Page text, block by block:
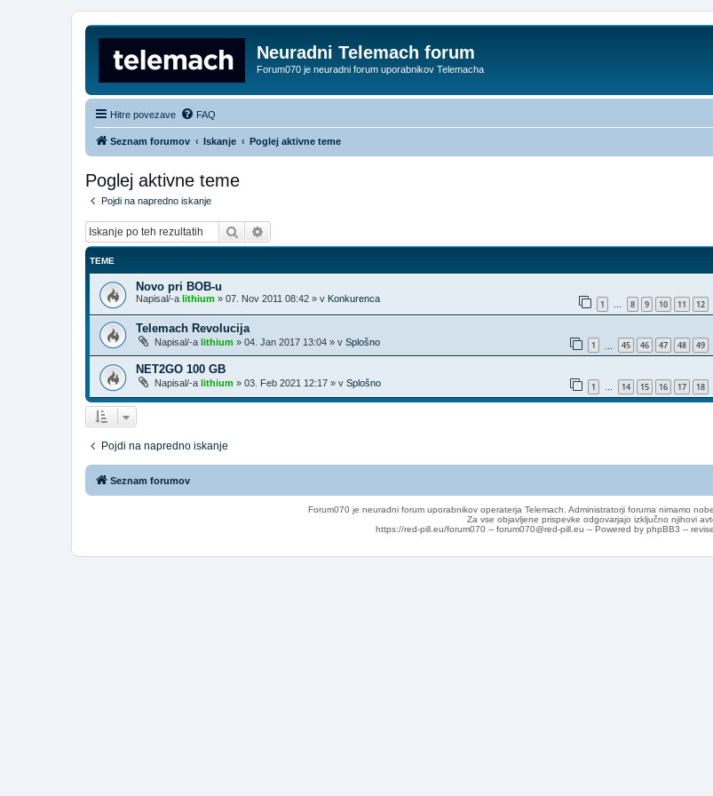
Neuradni Telemach forum
Forum070 je neuradni forum uporabnikov Telemacha
Hitre povezave FAQ
Seznam forumov Iskanje Poglej aktivne teme
Poglej aktivne teme
Pojdi na napredno iskanje
Iskanje
TEME
Novo pri BOB-u
Napisal/-a lithium » 07. Nov 2011 08:42 » v Konkurenca 1 … 8 9 10 11 12
Telemach Revolucija
Napisal/-a lithium » 04. Jan 2017 13:04 » v Splošno 1 45 46 47 48 49
NET2GO 100 GB
Napisal/-a lithium » 03. Feb 2021 12:17 » v Splošno 1 … 14 15 16 17 18
Pojdi na napredno iskanje
Seznam forumov
Forum070 je neuradni forum uporabnikov operaterja Telemach. Administratorji foruma nimamo
Za vse objavljene prispevke odgovarjajo izključno njihovi
https://red-pill.eu/forum070 -- forum070@red-pill.eu -- Powered by phpBB3 --